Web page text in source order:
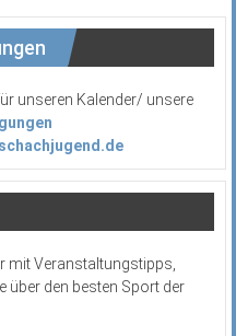
unseren Kalender/ unsere
mit Veranstaltungstipps,
über den besten Sport der